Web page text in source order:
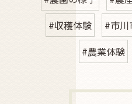
#収穫体験
#市川
#農業体験